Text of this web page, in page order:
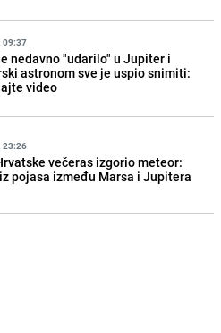
09:37
nedavno "udarilo" u Jupiter i
astronom sve je uspio snimiti:
video
23:26
večeras izgorio meteor:
pojasa između Marsa i Jupitera